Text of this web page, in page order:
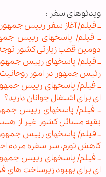
ویدئوهای سفر :
ــ فیلم/ آغاز سفر رییس
دومین قطب زیارتی کشور
رئیس جمهور در امور
ای برای اشتغال جوانان دارید؟
بقیه مسائل کشور غیر از
کاهش تورم، سر سفره مردم
ای برای بهبود زیرساخت های